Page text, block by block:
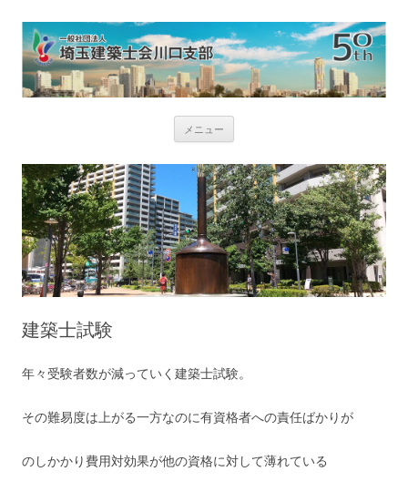
メニュー
ン
ツ
へ
ス
キ
ッ
プ
建築士試験
年々受験者数が減っていく建築士試験。
その難易度は上がる一方なのに有資格者への責任ばかりが
のしかかり費用対効果が他の資格に対して薄れている